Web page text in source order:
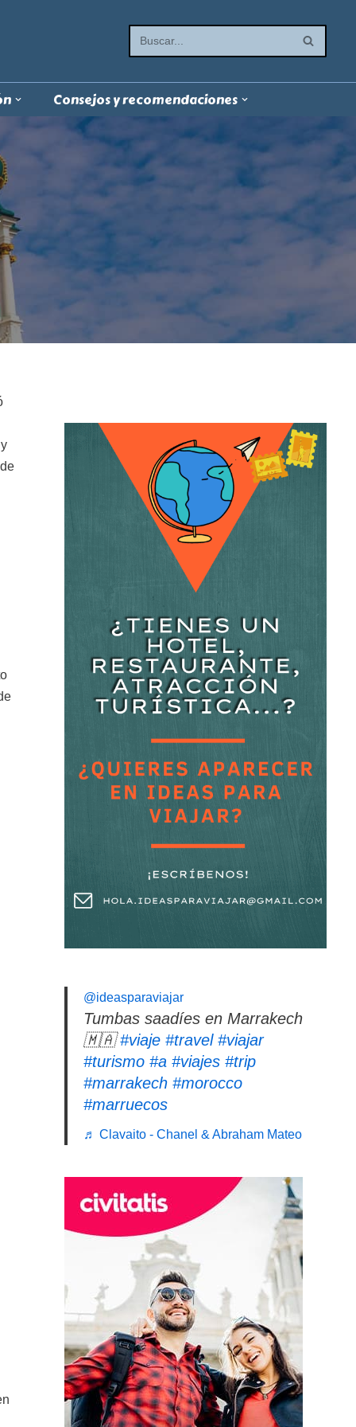
Consejos y recomendaciones
@ideasparaviajar
Tumbas saadíes en Marrakech
🇲🇦#viaje #travel #viajar
#turismo #a #viajes #trip
#marrakech #morocco
#marruecos
♬ Clavaito - Chanel & Abraham Mateo